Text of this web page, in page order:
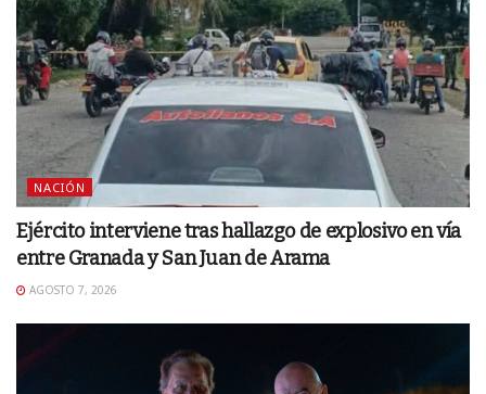
NACIÓN
Ejército interviene tras hallazgo de explosivo en vía
entre Granada y San Juan de Arama
AGOSTO 7, 2026